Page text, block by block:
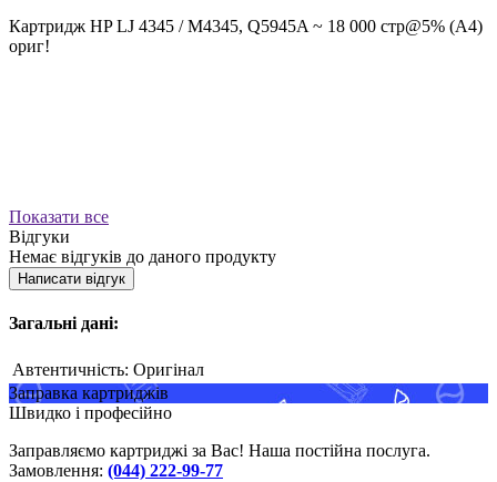
Картридж HP LJ 4345 / M4345, Q5945A ~ 18 000 стр@5% (A4)
ориг!
Показати все
Відгуки
Немає відгуків до даного продукту
Написати відгук
Загальні дані:
Автентичність: Оригінал
Заправка картриджів
Швидко і професійно
Заправляємо картриджі за Вас! Наша постійна послуга.
Замовлення: (044) 222-99-77